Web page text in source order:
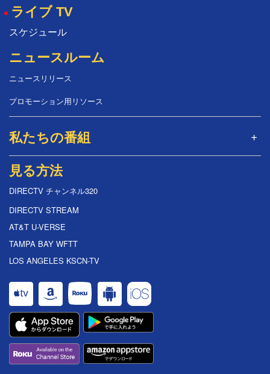
ライブ TV
スケジュール
ニュースルーム
ニュースリリース
プロモーション用リソース
私たちの番組
見る方法
DIRECTV チャンネル320
DIRECTV STREAM
AT&T U-VERSE
TAMPA BAY WFTT
LOS ANGELES KSCN-TV